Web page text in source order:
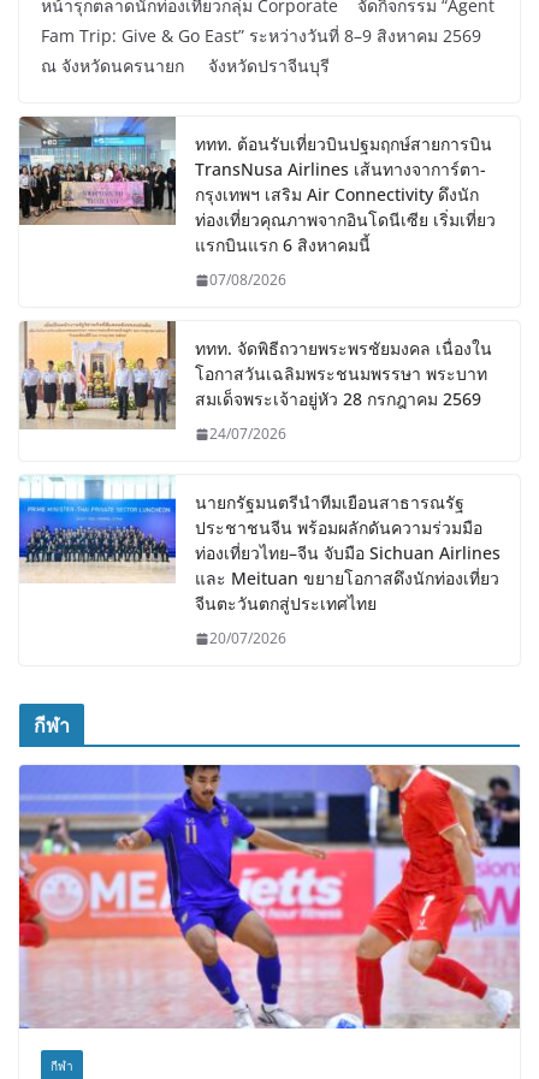
หน้ารุกตลาดนักท่องเที่ยวกลุ่ม Corporate จัดกิจกรรม “Agent
Fam Trip: Give & Go East” ระหว่างวันที่ 8–9 สิงหาคม 2569
ณ จังหวัดนครนายก จังหวัดปราจีนบุรี
ททท. ต้อนรับเที่ยวบินปฐมฤกษ์สายการบิน
TransNusa Airlines เส้นทางจาการ์ตา-
กรุงเทพฯ เสริม Air Connectivity ดึงนัก
ท่องเที่ยวคุณภาพจากอินโดนีเซีย เริ่มเที่ยว
แรกบินแรก 6 สิงหาคมนี้
07/08/2026
ททท. จัดพิธีถวายพระพรชัยมงคล เนื่องใน
โอกาสวันเฉลิมพระชนมพรรษา พระบาท
สมเด็จพระเจ้าอยู่หัว 28 กรกฎาคม 2569
24/07/2026
นายกรัฐมนตรีนำทีมเยือนสาธารณรัฐ
ประชาชนจีน พร้อมผลักดันความร่วมมือ
ท่องเที่ยวไทย–จีน จับมือ Sichuan Airlines
และ Meituan ขยายโอกาสดึงนักท่องเที่ยว
จีนตะวันตกสู่ประเทศไทย
20/07/2026
กีฬา
กีฬา